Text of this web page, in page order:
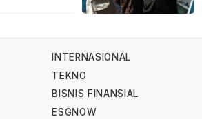
INTERNASIONAL
TEKNO
BISNIS FINANSIAL
ESGNOW